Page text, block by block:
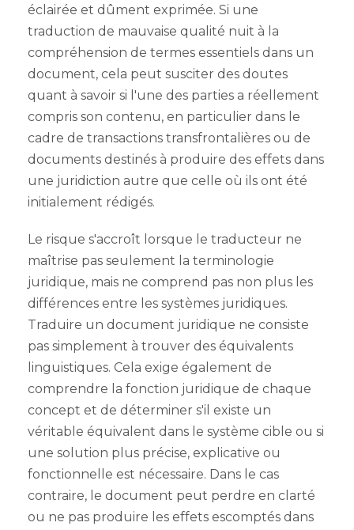
éclairée et dûment exprimée. Si une
traduction de mauvaise qualité nuit à la
compréhension de termes essentiels dans un
document, cela peut susciter des doutes
quant à savoir si l'une des parties a réellement
compris son contenu, en particulier dans le
cadre de transactions transfrontalières ou de
documents destinés à produire des effets dans
une juridiction autre que celle où ils ont été
initialement rédigés.
Le risque s'accroît lorsque le traducteur ne
maîtrise pas seulement la terminologie
juridique, mais ne comprend pas non plus les
différences entre les systèmes juridiques.
Traduire un document juridique ne consiste
pas simplement à trouver des équivalents
linguistiques. Cela exige également de
comprendre la fonction juridique de chaque
concept et de déterminer s'il existe un
véritable équivalent dans le système cible ou si
une solution plus précise, explicative ou
fonctionnelle est nécessaire. Dans le cas
contraire, le document peut perdre en clarté
ou ne pas produire les effets escomptés dans